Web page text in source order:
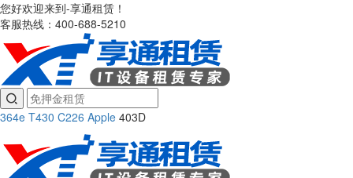
您好欢迎来到-享通租赁！
客服热线：400-688-5210

364e T430 C226 Apple 403D